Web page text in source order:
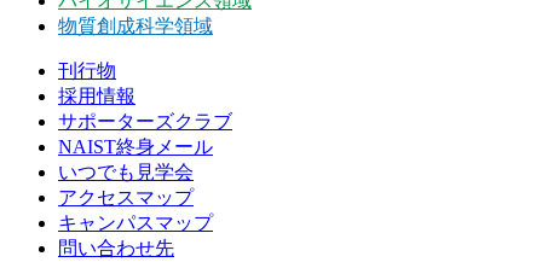
物質創成科学領域
刊行物
採用情報
サポーターズクラブ
NAIST終身メール
いつでも見学会
アクセスマップ
キャンパスマップ
問い合わせ先